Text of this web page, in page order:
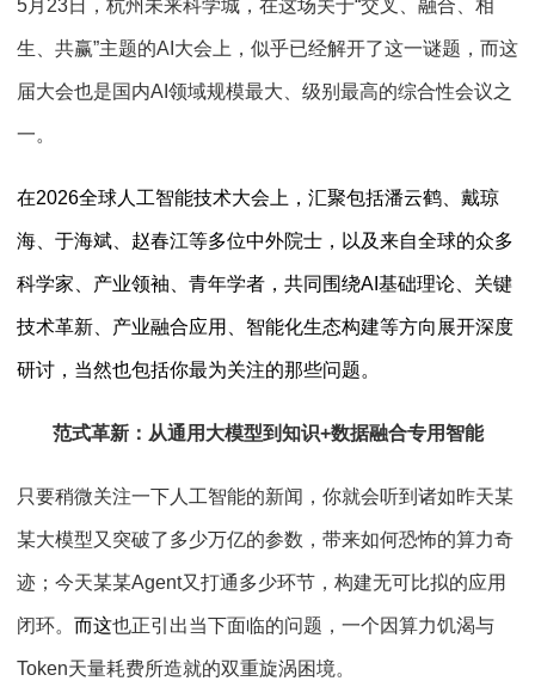
5月 23日，杭州未来科学城，在这场关于“交叉、融合、相
生、共赢”主题的AI 大会上，似乎已经解开了这一谜题，而这
届大会也是国内AI 领域规模最大、级别最高的综合性会议之
一。
在2026全球人工智能技术大会上，汇聚包括潘云鹤、戴琼
海、于海斌、赵春江等多位中外院士，以及来自全球的众多
科学家、产业领袖、青年学者，共同围绕AI 基础理论、关键
技术革新、产业融合应用、智能化生态构建等方向展开深度
研讨，当然也包括你最为关注的那些问题。
范式革新：从通用大模型到知识+数据融合专用智能
只要稍微关注一下人工智能的新闻，你就会听到诸如昨天某
某大模型又突破了多少万亿的参数，带来如何恐怖的算力奇
迹；今天某某Agent又打通多少环节，构建无可比拟的应用
闭环。 而这也正引出当下面临的问题，一个因算力饥渴与
Token天量耗费所造就的双重旋涡困境。